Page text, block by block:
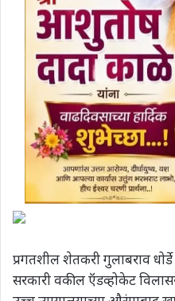
प्रगतशील शेतकरी गुलाबराव
सरकारी वकील ऍडव्होकेट